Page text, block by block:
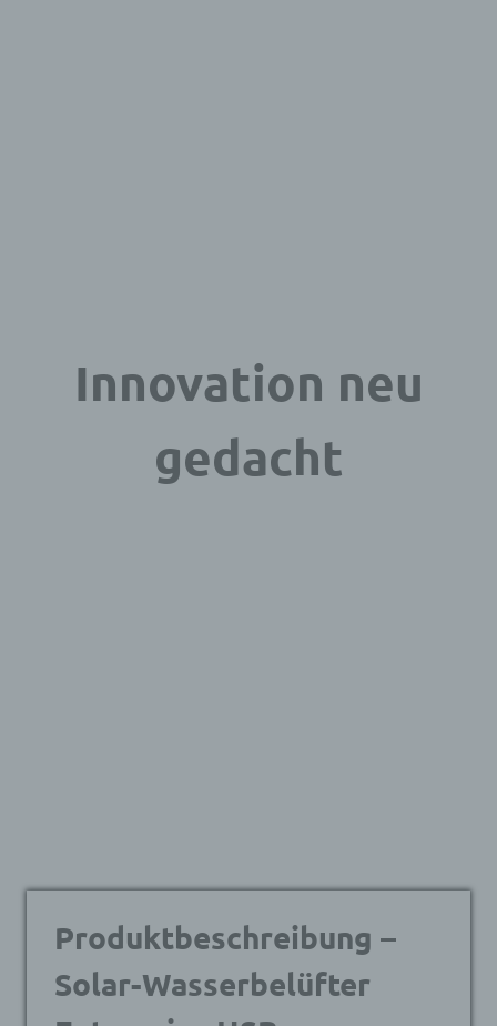
Innovation neu
gedacht
Produktbeschreibung –
Solar-Wasserbelüfter